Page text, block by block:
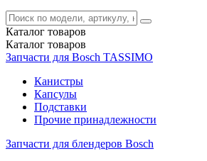
Каталог товаров
Каталог товаров
Запчасти для Bosch TASSIMO
Канистры
Капсулы
Подставки
Прочие принадлежности
Запчасти для блендеров Bosch